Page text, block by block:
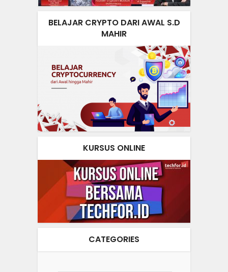
BELAJAR CRYPTO DARI AWAL S.D
MAHIR
KURSUS ONLINE
CATEGORIES